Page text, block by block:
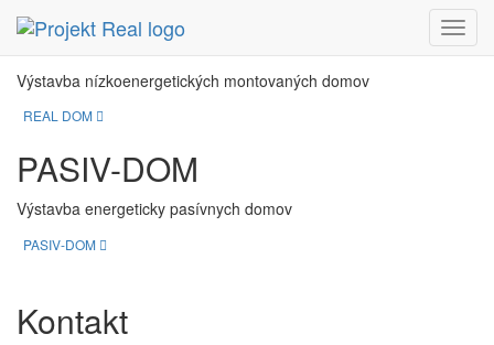
Menu
REAL DOM
Výstavba nízkoenergetických montovaných domov
REAL DOM
PASIV-DOM
Výstavba energeticky pasívnych domov
PASIV-DOM
Kontakt